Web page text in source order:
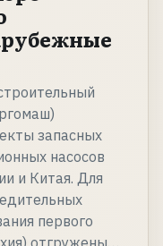
запасных
насосов
и Китая. Для
первого